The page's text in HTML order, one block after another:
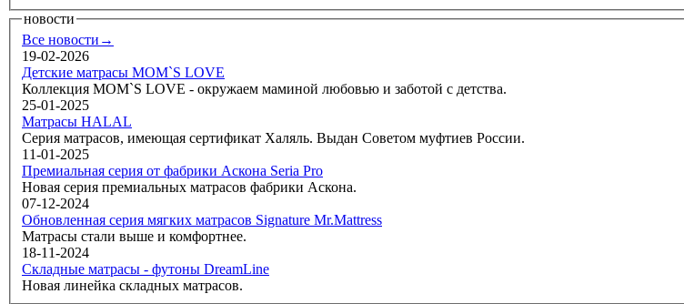
новости
Все новости→
19-02-2026
Детские матрасы MOM`S LOVE
Коллекция MOM`S LOVE - окружаем маминой любовью и заботой с детства.
25-01-2025
Матрасы HALAL
Серия матрасов, имеющая сертификат Халяль. Выдан Советом муфтиев России.
11-01-2025
Премиальная серия от фабрики Аскона Seria Pro
Новая серия премиальных матрасов фабрики Аскона.
07-12-2024
Обновленная серия мягких матрасов Signature Mr.Mattress
Матрасы стали выше и комфортнее.
18-11-2024
Складные матрасы - футоны DreamLine
Новая линейка складных матрасов.